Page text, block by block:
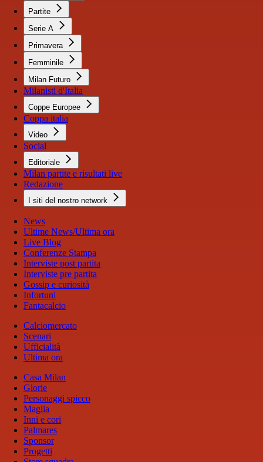
Partite
Serie A
Primavera
Femminile
Milan Futuro
Milanisti d'Italia
Coppe Europee
Coppa italia
Video
Social
Editoriale
Milan partite e risultati live
Redazione
I siti del nostro network
News
Ultime News/Ultima ora
Live Blog
Conferenze Stampa
Interviste post partita
Interviste pre partita
Gossip e curiosità
Infortuni
Fantacalcio
Calciomercato
Scenari
Ufficialità
Ultima ora
Casa Milan
Glorie
Personaggi spicco
Maglia
Inni e cori
Palmares
Sponsor
Progetti